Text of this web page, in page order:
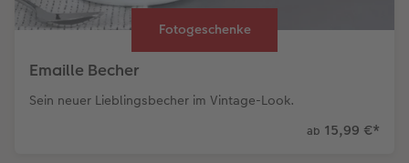
Fotogeschenke
Emaille Becher
Sein neuer Lieblingsbecher im Vintage-Look.
ab 15,99 €*